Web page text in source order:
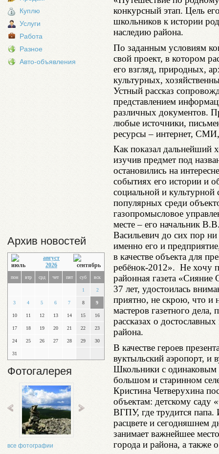
Куплю
Услуги
Работа
Разное
Авто-объявления
Архив новостей
август
2026
пон втр срд чет пят суб вск
1 2
3 4 5 6 7 8 9
10 11 12 13 14 15 16
17 18 19 20 21 22 23
24 25 26 27 28 29 30
31
Фотогалерея
все фотографии
конкурсный этап. Цель
школьников к истории
наследию района.
По заданным условиям
свой проект, в котором
его взгляд, природных,
культурных,
Устный рассказ
представлением
различных документов.
любые источники,
ресурсы – интернет,
Как показал дальнейший
изучив предмет под
остановились на
событиях его истории и
социальной и
популярных среди
газопромысловое
месте – его начальник
Васильевич до сих пор
именно его и
в качестве объекта для
ребёнок-2012». Не хочу
районная газета «Сияние
37 лет, удостоилась
приятно, не скрою, что и
мастеров газетного
рассказах о
района.
В качестве героев
вуктыльский аэропорт, и
Школьники с одинаковым
большом и старинном
Кристина Четверухина
объектам: детскому саду
ВГПУ, где трудится папа.
расцвете и сегодняшнем
занимает важнейшее
города и района, а также